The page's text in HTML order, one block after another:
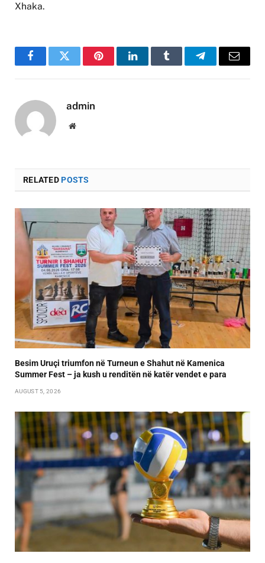
Xhaka.
FacebookTwitter PinterestLinkedInTumblr TelegramEmail
admin
Website
RELATEDPOSTS
Besim Uruçi triumfon në Turneun e Shahut në Kamenica
Summer Fest – ja kush u renditën në katër vendet e para
AUGUST 5, 2026